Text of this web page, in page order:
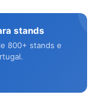
stands
800+ stands e